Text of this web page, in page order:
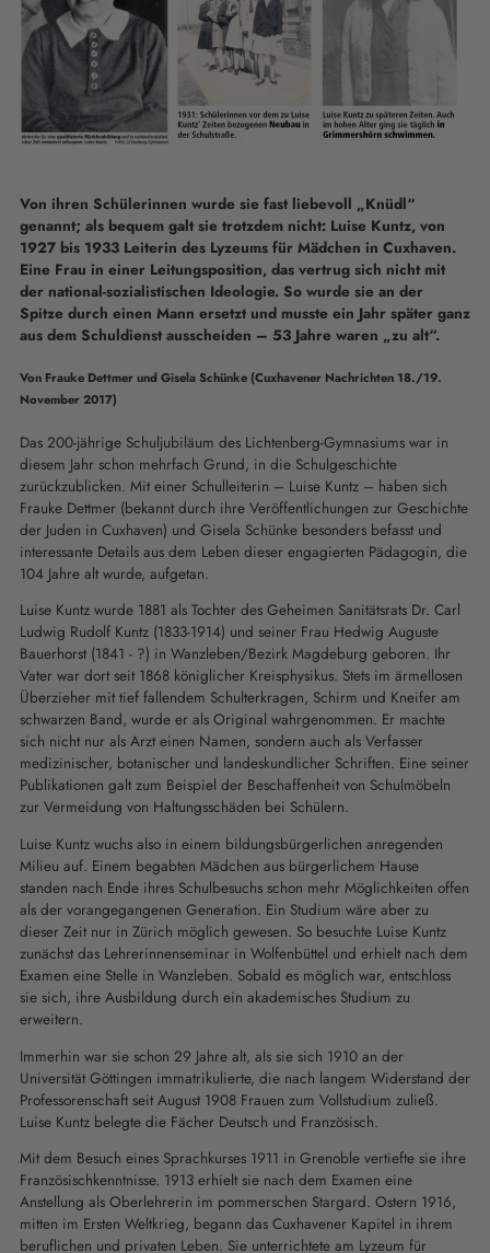
Von ihren Schülerinnen wurde sie fast liebevoll „Knüdl“
genannt; als bequem galt sie trotzdem nicht: Luise Kuntz, von
1927 bis 1933 Leiterin des Lyzeums für Mädchen in Cuxhaven.
Eine Frau in einer Leitungsposition, das vertrug sich nicht mit
der national-sozialistischen Ideologie. So wurde sie an der
Spitze durch einen Mann ersetzt und musste ein Jahr später ganz
aus dem Schuldienst ausscheiden – 53 Jahre waren „zu alt“.
Von Frauke Dettmer und Gisela Schünke (Cuxhavener Nachrichten 18./19.
November 2017)
Das 200-jährige Schuljubiläum des Lichtenberg-Gymnasiums war in
diesem Jahr schon mehrfach Grund, in die Schulgeschichte
zurückzublicken. Mit einer Schulleiterin – Luise Kuntz – haben sich
Frauke Dettmer (bekannt durch ihre Veröffentlichungen zur Geschichte
der Juden in Cuxhaven) und Gisela Schünke besonders befasst und
interessante Details aus dem Leben dieser engagierten Pädagogin, die
104 Jahre alt wurde, aufgetan.
Luise Kuntz wurde 1881 als Tochter des Geheimen Sanitätsrats Dr. Carl
Ludwig Rudolf Kuntz (1833-1914) und seiner Frau Hedwig Auguste
Bauerhorst (1841 - ?) in Wanzleben/Bezirk Magdeburg geboren. Ihr
Vater war dort seit 1868 königlicher Kreisphysikus. Stets im ärmellosen
Überzieher mit tief fallendem Schulterkragen, Schirm und Kneifer am
schwarzen Band, wurde er als Original wahrgenommen. Er machte
sich nicht nur als Arzt einen Namen, sondern auch als Verfasser
medizinischer, botanischer und landeskundlicher Schriften. Eine seiner
Publikationen galt zum Beispiel der Beschaffenheit von Schulmöbeln
zur Vermeidung von Haltungsschäden bei Schülern.
Luise Kuntz wuchs also in einem bildungsbürgerlichen anregenden
Milieu auf. Einem begabten Mädchen aus bürgerlichem Hause
standen nach Ende ihres Schulbesuchs schon mehr Möglichkeiten offen
als der vorangegangenen Generation. Ein Studium wäre aber zu
dieser Zeit nur in Zürich möglich gewesen. So besuchte Luise Kuntz
zunächst das Lehrerinnenseminar in Wolfenbüttel und erhielt nach dem
Examen eine Stelle in Wanzleben. Sobald es möglich war, entschloss
sie sich, ihre Ausbildung durch ein akademisches Studium zu
erweitern.
Immerhin war sie schon 29 Jahre alt, als sie sich 1910 an der
Universität Göttingen immatrikulierte, die nach langem Widerstand der
Professorenschaft seit August 1908 Frauen zum Vollstudium zuließ.
Luise Kuntz belegte die Fächer Deutsch und Französisch.
Mit dem Besuch eines Sprachkurses 1911 in Grenoble vertiefte sie ihre
Französischkenntnisse. 1913 erhielt sie nach dem Examen eine
Anstellung als Oberlehrerin im pommerschen Stargard. Ostern 1916,
mitten im Ersten Weltkrieg, begann das Cuxhavener Kapitel in ihrem
beruflichen und privaten Leben. Sie unterrichtete am Lyzeum für